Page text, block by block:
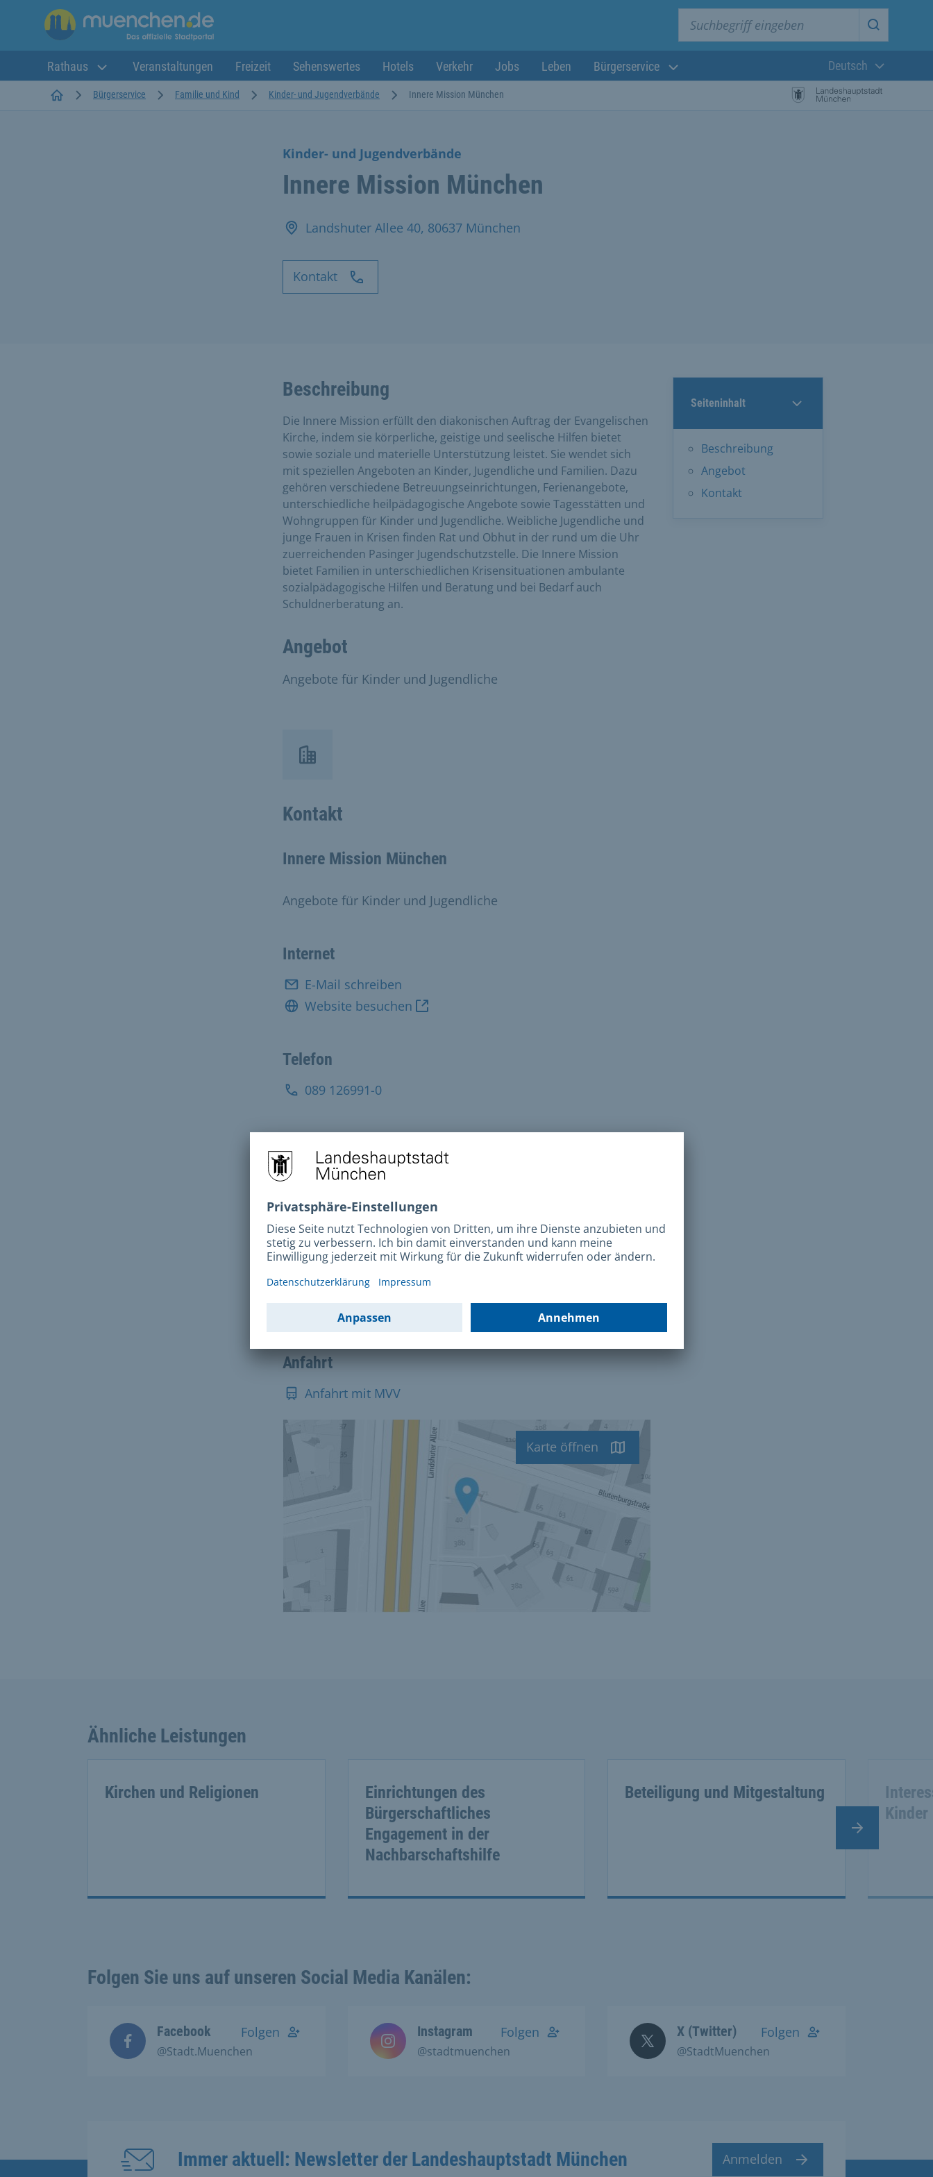
Suche
Rathaus Veranstaltungen Freizeit Sehenswertes Hotels Verkehr Jobs Leben Bürgerservice
Aktuelle
Deutsch
StartseiteBürgerservice Familie und Kind Kinder- und Jugendverbände Innere Mission München
Kinder- und Jugendverbände
Innere Mission München
Landshuter Allee 40, 80637 München
Kontakt
Seiteninhalt
Beschreibung
Angebot
Kontakt
Beschreibung
Die Innere Mission erfüllt den diakonischen Auftrag der Evangelischen
Kirche, indem sie körperliche, geistige und seelische Hilfen bietet
sowie soziale und materielle Unterstützung leistet. Sie wendet sich
mit speziellen Angeboten an Kinder, Jugendliche und Familien. Dazu
gehören verschiedene Betreuungseinrichtungen, Ferienangebote,
unterschiedliche heilpädagogische Angebote sowie Tagesstätten und
Wohngruppen für Kinder und Jugendliche. Weibliche Jugendliche und
junge Frauen in Krisen finden Rat und Obhut in der rund um die Uhr
zuerreichenden Pasinger Jugendschutzstelle. Die Innere Mission
bietet Familien in unterschiedlichen Krisensituationen ambulante
sozialpädagogische Hilfen und Beratung und bei Bedarf auch
Schuldnerberatung an.
Angebot
Angebote für Kinder und Jugendliche
Kontakt
Innere Mission München
Angebote für Kinder und Jugendliche
Internet
E-Mail schreiben
Website besuchen
Telefon
089 126991-0
Fax: 089 126991-109
Adresse
Landshuter Allee 40
Mo-Fr 8-16.30 Uhr
Anfahrt
Anfahrt mit MVV
Karte öffnen
Ähnliche Leistungen
Kirchen und Religionen
Einrichtungen des
Bürgerschaftliches
Engagement in der
Nachbarschaftshilfe
Beteiligung und Mitgestaltung
Nächster Slide
Folgen Sie uns auf unseren Social Media Kanälen:
Facebook
@Stadt.Muenchen
Folgen Instagram
@stadtmuenchen
Folgen X (Twitter)
@StadtMuenchen
Folgen
Immer aktuell: Newsletter der Landeshauptstadt München Anmelden